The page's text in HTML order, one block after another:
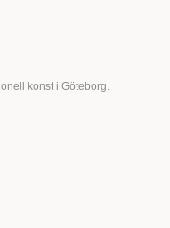
konst i Göteborg.